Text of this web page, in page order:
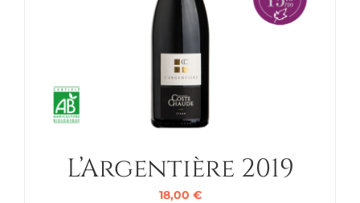
L’Argentière 2019
18,00 €